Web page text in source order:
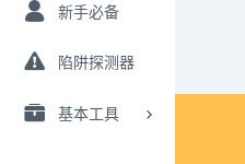
新手必备
陷阱探测器
基本工具